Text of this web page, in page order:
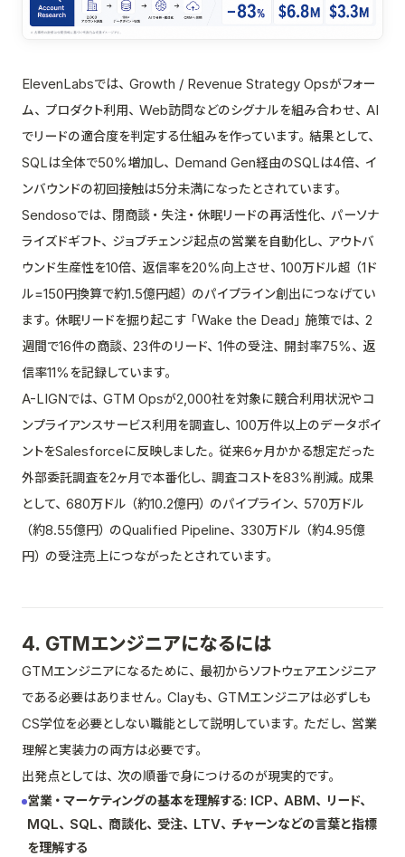
ElevenLabsでは、Growth / Revenue Strategy Opsがフォー
ム、プロダクト利用、Web訪問などのシグナルを組み合わせ、AI
でリードの適合度を判定する仕組みを作っています。結果として、
SQLは全体で50%増加し、Demand Gen経由のSQLは4倍、イ
ンバウンドの初回接触は5分未満になったとされています。
Sendosoでは、閉商談・失注・休眠リードの再活性化、パーソナ
ライズドギフト、ジョブチェンジ起点の営業を自動化し、アウトバ
ウンド生産性を10倍、返信率を20%向上させ、100万ドル超（1ド
ル=150円換算で約1.5億円超）のパイプライン創出につなげてい
ます。休眠リードを掘り起こす「Wake the Dead」施策では、2
週間で16件の商談、23件のリード、1件の受注、開封率75%、返
信率11%を記録しています。
A-LIGNでは、GTM Opsが2,000社を対象に競合利用状況やコ
ンプライアンスサービス利用を調査し、100万件以上のデータポイ
ントをSalesforceに反映しました。従来6ヶ月かかる想定だった
外部委託調査を2ヶ月で本番化し、調査コストを83%削減。成果
として、680万ドル（約10.2億円）のパイプライン、570万ドル
（約8.55億円）のQualified Pipeline、330万ドル（約4.95億
円）の受注売上につながったとされています。
4. GTMエンジニアになるには
GTMエンジニアになるために、最初からソフトウェアエンジニア
である必要はありません。Clayも、GTMエンジニアは必ずしも
CS学位を必要としない職能として説明しています。ただし、営業
理解と実装力の両方は必要です。
出発点としては、次の順番で身につけるのが現実的です。
営業・マーケティングの基本を理解する: ICP、ABM、リード、
MQL、SQL、商談化、受注、LTV、チャーンなどの言葉と指標
を理解する